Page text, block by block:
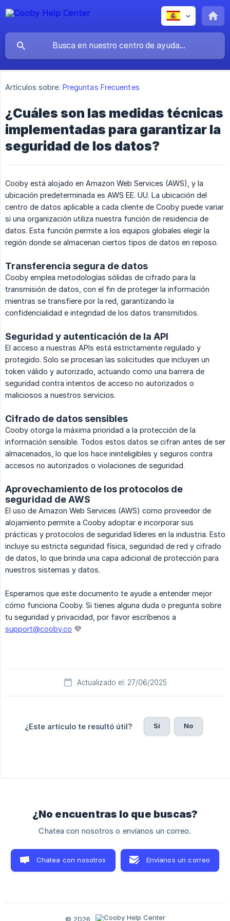
Artículos sobre: Preguntas Frecuentes
¿Cuáles son las medidas técnicas
implementadas para garantizar la
seguridad de los datos?
Cooby está alojado en Amazon Web Services (AWS), y la
ubicación predeterminada es AWS EE. UU. La ubicación del
centro de datos aplicable a cada cliente de Cooby puede variar
si una organización utiliza nuestra función de residencia de
datos. Esta función permite a los equipos globales elegir la
región donde se almacenan ciertos tipos de datos en reposo.
Transferencia segura de datos
Cooby emplea metodologías sólidas de cifrado para la
transmisión de datos, con el fin de proteger la información
mientras se transfiere por la red, garantizando la
confidencialidad e integridad de los datos transmitidos.
Seguridad y autenticación de la API
El acceso a nuestras APIs está estrictamente regulado y
protegido. Solo se procesan las solicitudes que incluyen un
token válido y autorizado, actuando como una barrera de
seguridad contra intentos de acceso no autorizados o
maliciosos a nuestros servicios.
Cifrado de datos sensibles
Cooby otorga la máxima prioridad a la protección de la
información sensible. Todos estos datos se cifran antes de ser
almacenados, lo que los hace ininteligibles y seguros contra
accesos no autorizados o violaciones de seguridad.
Aprovechamiento de los protocolos de
seguridad de AWS
El uso de Amazon Web Services (AWS) como proveedor de
alojamiento permite a Cooby adoptar e incorporar sus
prácticas y protocolos de seguridad líderes en la industria. Esto
incluye su estricta seguridad física, seguridad de red y cifrado
de datos, lo que brinda una capa adicional de protección para
nuestros sistemas y datos.
Esperamos que este documento te ayude a entender mejor
cómo funciona Cooby. Si tienes alguna duda o pregunta sobre
tu seguridad y privacidad, por favor escríbenos a
support@cooby.co 💜
Actualizado el: 27/06/2025
¿Este artículo te resultó útil? Sí No
¿No encuentras lo que buscas?
Chatea con nosotros o envíanos un correo.
Chatea con nosotros Envíanos un correo
© 2026